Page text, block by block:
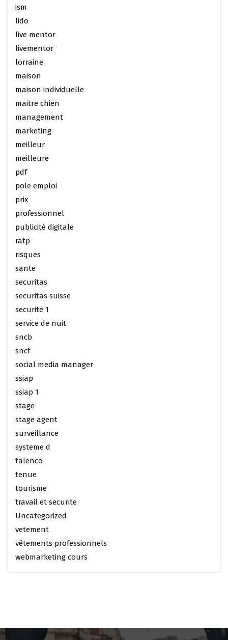
ism
lido
live mentor
livementor
lorraine
maison
maison individuelle
maitre chien
management
marketing
meilleur
meilleure
pdf
pole emploi
prix
professionnel
publicité digitale
ratp
risques
sante
securitas
securitas suisse
securite 1
service de nuit
sncb
sncf
social media manager
ssiap
ssiap 1
stage
stage agent
surveillance
systeme d
talenco
tenue
tourisme
travail et securite
Uncategorized
vetement
vêtements professionnels
webmarketing cours